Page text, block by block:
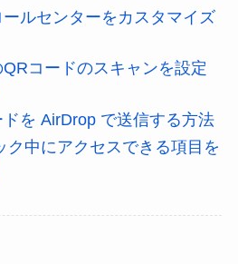
ルセンターをカスタマイズ
コードのスキャンを設定
を AirDrop で送信する方法
ク中にアクセスできる項目を